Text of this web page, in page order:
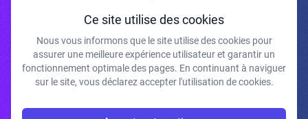
J'accepte de recevoir vos e-mails et confirme avoir pris connaissance de
votre politique de confidentialité et mentions légales.
Ce site utilise des cookies
Nous vous informons que le site utilise des cookies pour
assurer une meilleure expérience utilisateur et garantir un
fonctionnement optimale des pages. En continuant à naviguer
sur le site, vous déclarez accepter l'utilisation de cookies.